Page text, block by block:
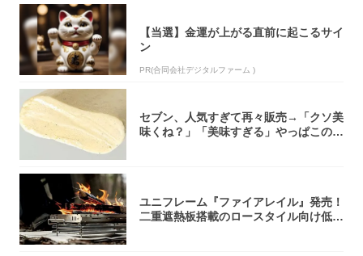
【当選】金運が上がる直前に起こるサイ
ン
PR(合同会社デジタルファーム )
セブン、人気すぎて再々販売→「クソ美
味くね？」「美味すぎる」やっぱこのク
ユニフレーム『ファイアレイル』発売！
二重遮熱板搭載のロースタイル向け低型